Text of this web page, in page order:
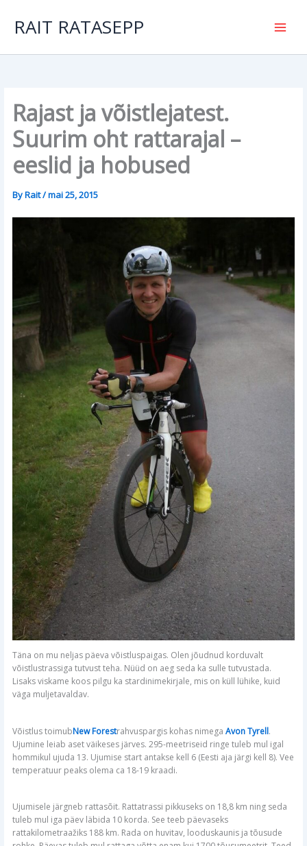
contentRAIT RATASEPP
Rajast ja võistlejatest.
Suurim oht rattarajal –
eeslid ja hobused
ByRait/mai 25, 2015
Täna on mu neljas päeva võistluspaigas. Olen jõudnud korduvalt
võistlustrassiga tutvust teha. Nüüd on aeg seda ka sulle tutvustada.
Lisaks viskame koos pilgu ka stardinimekirjale, mis on küll lühike, kuid
väga muljetavaldav.
Võistlus toimubNew Forestrahvuspargis kohas nimegaAvon Tyrell.
Ujumine leiab aset väikeses järves. 295-meetriseid ringe tuleb mul igal
hommikul ujuda 13. Ujumise start antakse kell 6 (Eesti aja järgi kell 8). Vee
temperatuur peaks olema ca 18-19 kraadi.
Ujumisele järgneb rattasõit. Rattatrassi pikkuseks on 18,8 km ning seda
tuleb mul iga päev läbida 10 korda. See teeb päevaseks
rattakilometraažiks 188 km. Rada on huvitav, looduskaunis ja tõusude